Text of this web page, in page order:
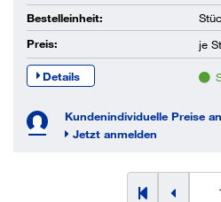
Bestelleinheit:
Preis:
je
Details
Kundenindividuelle Preise
Jetzt anmelden